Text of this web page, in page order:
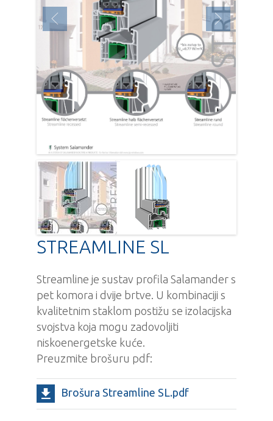
STREAMLINE SL
Streamline je sustav profila Salamander s
pet komora i dvije brtve. U kombinaciji s
kvalitetnim staklom postižu se izolacijska
svojstva koja mogu zadovoljiti
niskoenergetske kuće.
Preuzmite brošuru pdf:
Brošura Streamline SL.pdf